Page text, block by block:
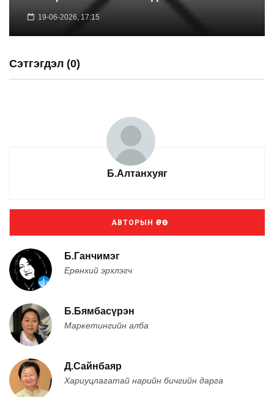
19-06-2026, 17:15
Сэтгэгдэл (0)
Б.Алтанхуяг
АВТОРЫН ӨРӨӨ
Б.Ганчимэг
Ерөнхий эрхлэгч
Б.Бямбасүрэн
Маркетингийн алба
Д.Сайнбаяр
Хариуцлагатай нарийн бичгийн дарга